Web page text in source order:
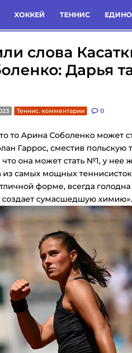
ХОККЕЙ ТЕННИС
Статьи Комменты Новости
слова
Дарья
Теннис. комментарии 0
то Арина Соболенко может
Гаррос, сместив польскую
она может стать №1, у нее
из самых мощных
форме, всегда
создает сумасшедшую химию».